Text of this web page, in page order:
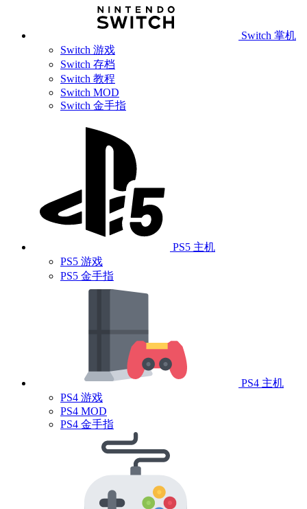
Switch 掌机
Switch 游戏
Switch 存档
Switch 教程
Switch MOD
Switch 金手指
PS5 主机
PS5 游戏
PS5 金手指
PS4 主机
PS4 游戏
PS4 MOD
PS4 金手指